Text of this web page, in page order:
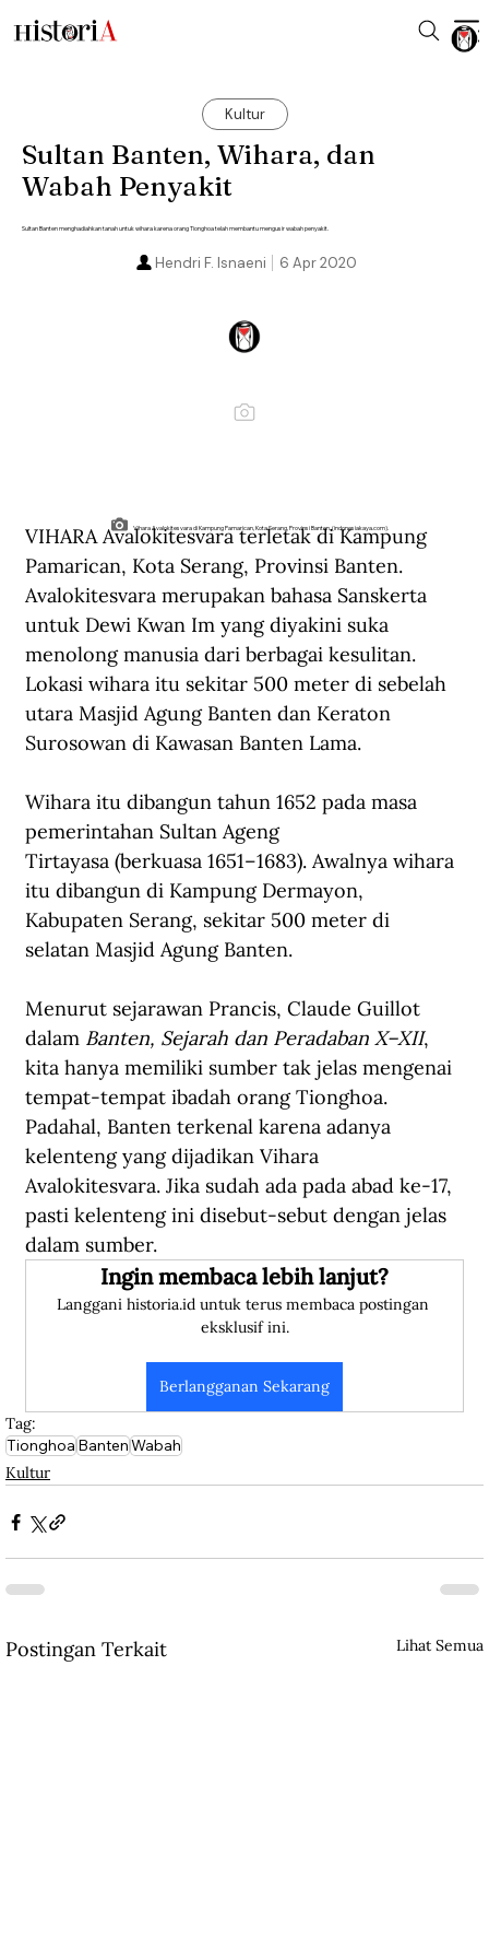
Kultur
Sultan Banten, Wihara, dan
Wabah Penyakit
Sultan Banten menghadiahkan tanah untuk wihara karena orang Tionghoa telah membantu mengusir wabah penyakit.
6 Apr 2020
Hendri F. Isnaeni
Vihara Avalokitesvara di Kampung Pamarican, Kota Serang, Provinsi Banten. (indonesiakaya.com).
VIHARA Avalokitesvara terletak di Kampung
Pamarican, Kota Serang, Provinsi Banten.
Avalokitesvara merupakan bahasa Sanskerta
untuk Dewi Kwan Im yang diyakini suka
menolong manusia dari berbagai kesulitan.
Lokasi wihara itu sekitar 500 meter di sebelah
utara Masjid Agung Banten dan Keraton
Surosowan di Kawasan Banten Lama.
Wihara itu dibangun tahun 1652 pada masa
pemerintahan Sultan Ageng
Tirtayasa (berkuasa 1651–1683). Awalnya wihara
itu dibangun di Kampung Dermayon,
Kabupaten Serang, sekitar 500 meter di
selatan Masjid Agung Banten.
Menurut sejarawan Prancis, Claude Guillot
dalam Banten, Sejarah dan Peradaban X–XII,
kita hanya memiliki sumber tak jelas mengenai
tempat-tempat ibadah orang Tionghoa.
Padahal, Banten terkenal karena adanya
kelenteng yang dijadikan Vihara
Avalokitesvara. Jika sudah ada pada abad ke-17,
pasti kelenteng ini disebut-sebut dengan jelas
dalam sumber.
Ingin membaca lebih lanjut?
Langgani historia.id untuk terus membaca postingan
eksklusif ini.
Berlangganan Sekarang
Tag:
TionghoaBantenWabah
Kultur
Postingan Terkait Lihat Semua